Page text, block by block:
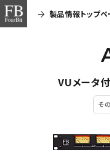
製品情報トップペ
VUメータ
そ